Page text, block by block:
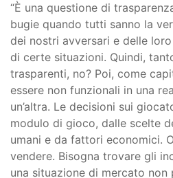
“È una questione di
bugie quando tutti sanno la
dei nostri avversari e delle
di certe situazioni. Quindi,
trasparenti, no? Poi, come
essere non funzionali in una
un’altra. Le decisioni sui
modulo di gioco, dalle scelte
umani e da fattori economici.
vendere. Bisogna trovare gli
una situazione di mercato